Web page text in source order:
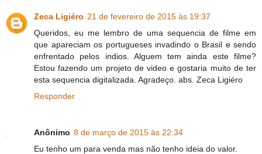
Zeca Ligiéro 21 de fevereiro de 2015 às 19:37
Queridos, eu me lembro de uma sequencia de filme em
que apareciam os portugueses invadindo o Brasil e sendo
enfrentado pelos indios. Alguem tem ainda este filme?
Estou fazendo um projeto de video e gostaria muito de ter
esta sequencia digitalizada. Agradeço. abs. Zeca Ligiéro
Responder
Anônimo 8 de março de 2015 às 22:34
Eu tenho um para venda mas não tenho ideia do valor.